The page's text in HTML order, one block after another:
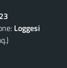
Loggesi